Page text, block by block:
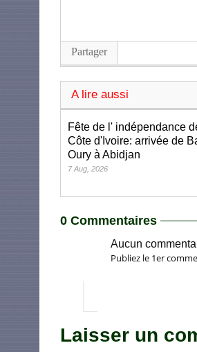
Partager
A lire aussi
Fête de l' indépendance
Côte d'Ivoire: arrivée de
Oury à Abidjan
7 Aug, 2026
0 Commentaires
Aucun
Publiez le 1er
Laisser un